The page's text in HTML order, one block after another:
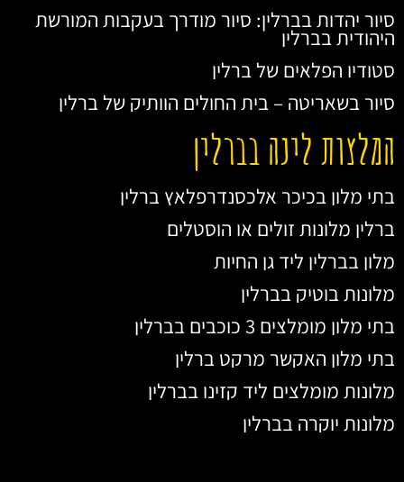
סיור יהדות בברלין: סיור מודרך בעקבות המורשת
היהודית בברלין
סטודיו הפלאים של ברלין
סיור בשאריטה – בית החולים הוותיק של ברלין
המלצות לינה בברלין
בתי מלון בכיכר אלכסנדרפלאץ ברלין
ברלין מלונות זולים או הוסטלים
מלון בברלין ליד גן החיות
מלונות בוטיק בברלין
בתי מלון מומלצים 3 כוכבים בברלין
בתי מלון האקשר מרקט ברלין
מלונות מומלצים ליד קזינו בברלין
מלונות יוקרה בברלין